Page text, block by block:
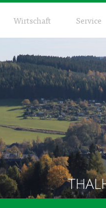
Wirtschaft Service